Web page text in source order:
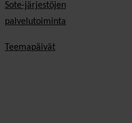
Sote-järjestöjen
palvelutoiminta
Teemapäivät